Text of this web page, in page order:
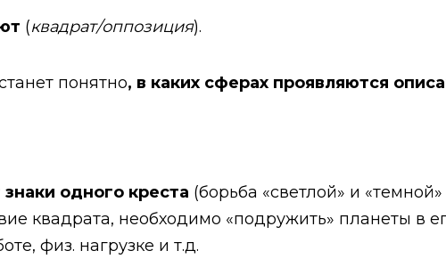
(квадрат/оппозиция).
понятно, в каких сферах проявляются
одного креста (борьба «светлой» и
квадрата, необходимо «подружить» планеты в
физ. нагрузке и т.д.